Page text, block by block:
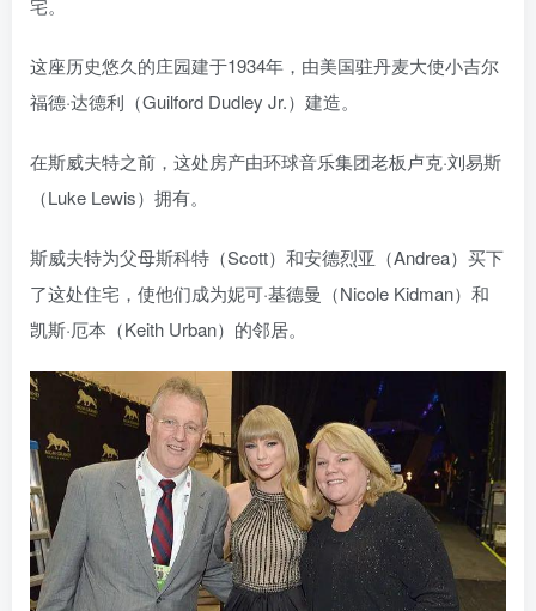
宅。
这座历史悠久的庄园建于1934年，由美国驻丹麦大使小吉尔
福德·达德利（Guilford Dudley Jr.）建造。
在斯威夫特之前，这处房产由环球音乐集团老板卢克·刘易斯
（Luke Lewis）拥有。
斯威夫特为父母斯科特（Scott）和安德烈亚（Andrea）买下
了这处住宅，使他们成为妮可·基德曼（Nicole Kidman）和
凯斯·厄本（Keith Urban）的邻居。